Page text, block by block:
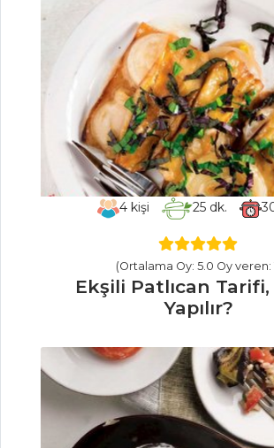
Nasıl Yapılır?
Şeftalili Mus
Pasta Tarifi, Nasıl
Yapılır?
Churros Tarifi,
Nasıl Yapılır?
Pasta ve Tatlılar
Tüm Tarifleri
HAMUR İŞLERI
Maraş Usulü
Kepekli Unlu ve
Otlu Kurabiye
Tarifi, Nasıl Yapılır?
Yılbaşı
4 kişi 25dk.
(Ortalama Oy: 5.0 Oy veren:
Ekşili Patlıcan Tarifi,
Yapılır?